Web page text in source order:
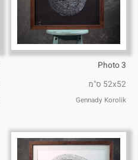
Photo 3
52x52 ס"מ
Gennady Korolik